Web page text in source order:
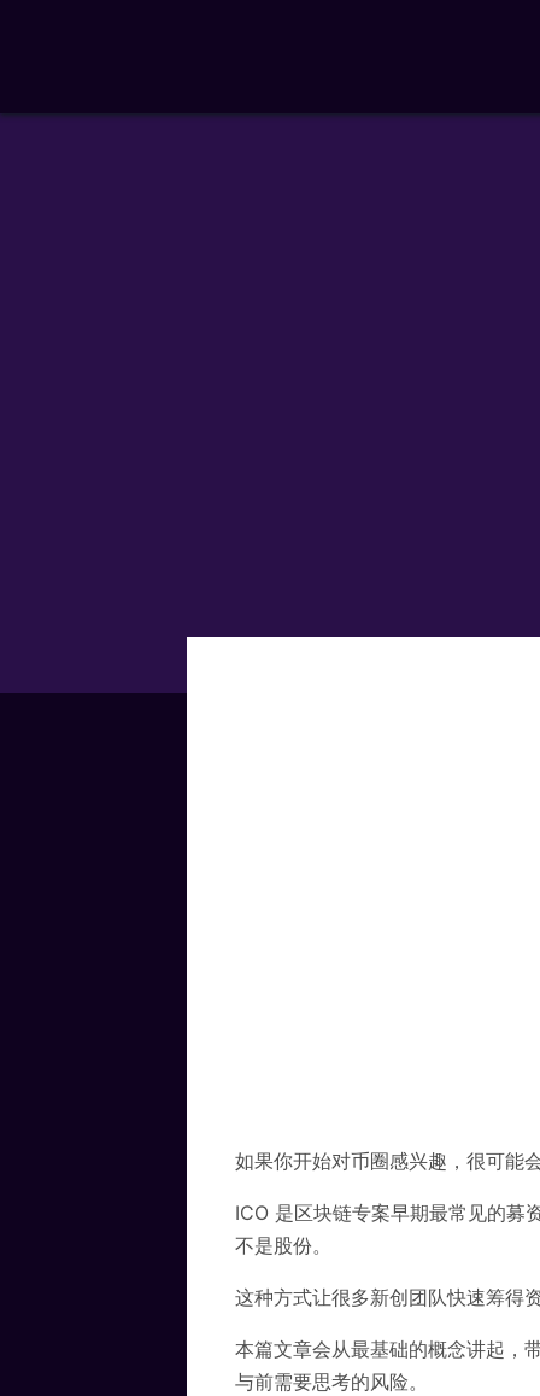
如果你开始对币圈感兴趣，很可能
ICO 是区块链专案早期最常见的募
不是股份。
这种方式让很多新创团队快速筹得
本篇文章会从最基础的概念讲起，
与前需要思考的风险。